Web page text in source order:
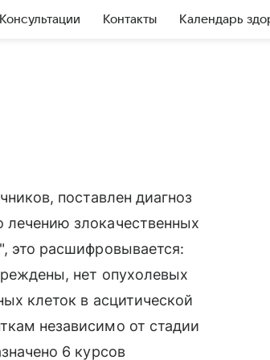
Консультации Контакты Календарь
поставлен диагноз
злокачественных
это расшифровывается:
нет опухолевых
клеток в асцитической
независимо от стадии
6 курсов